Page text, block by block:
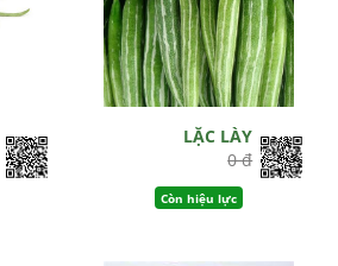
LẶC LÀY
0 đ
Còn hiệu lực